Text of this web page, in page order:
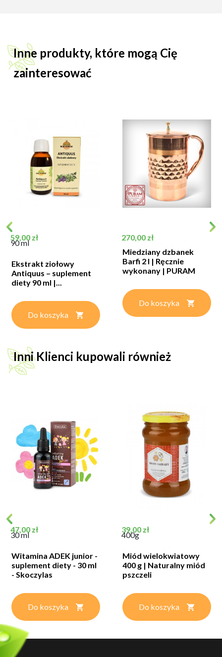
Inne produkty, które mogą Cię
zainteresować
Cena
59,00 zł
90 ml
Ekstrakt ziołowy
Antiquus – suplement
diety 90 ml |...
Do koszyka
Cena
270,00 zł
Miedziany dzbanek
Barfi 2 l | Ręcznie
wykonany | PURAM
Do koszyka
Inni Klienci kupowali również
Cena
47,00 zł
30 ml
Witamina ADEK junior -
suplement diety - 30 ml
- Skoczylas
Do koszyka
Cena
39,00 zł
400g
Miód wielokwiatowy
400 g | Naturalny miód
pszczeli
Do koszyka